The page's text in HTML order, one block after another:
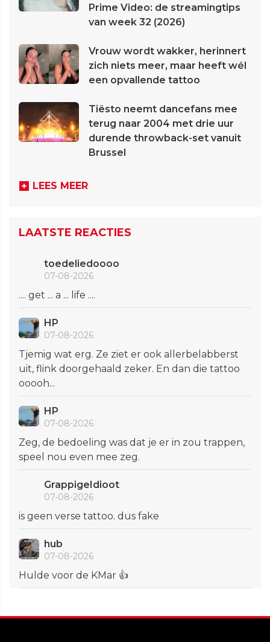
Prime Video: de streamingtips
van week 32 (2026)
Vrouw wordt wakker, herinnert
zich niets meer, maar heeft wél
een opvallende tattoo
Tiësto neemt dancefans mee
terug naar 2004 met drie uur
durende throwback-set vanuit
Brussel
LEES MEER
LAATSTE REACTIES
toedeliedoooo
07-08-2026
.... get ... a ... life ....
HP
07-08-2026
Tjemig wat erg. Ze ziet er ook allerbelabberst
uit, flink doorgehaald zeker. En dan die tattoo
ooooh...
HP
07-08-2026
Zeg, de bedoeling was dat je er in zou trappen,
speel nou even mee zeg.
GrappigeIdioot
07-08-2026
is geen verse tattoo. dus fake
hub
07-08-2026
Hulde voor de KMar 👍